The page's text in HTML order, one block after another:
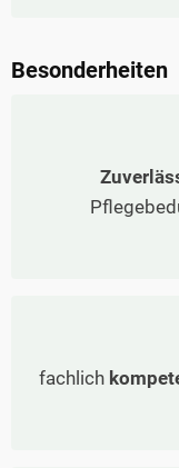
Besonderheiten
fachlich